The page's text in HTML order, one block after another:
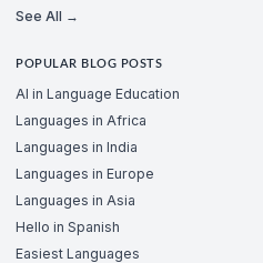
See All →
POPULAR BLOG POSTS
AI in Language Education
Languages in Africa
Languages in India
Languages in Europe
Languages in Asia
Hello in Spanish
Easiest Languages